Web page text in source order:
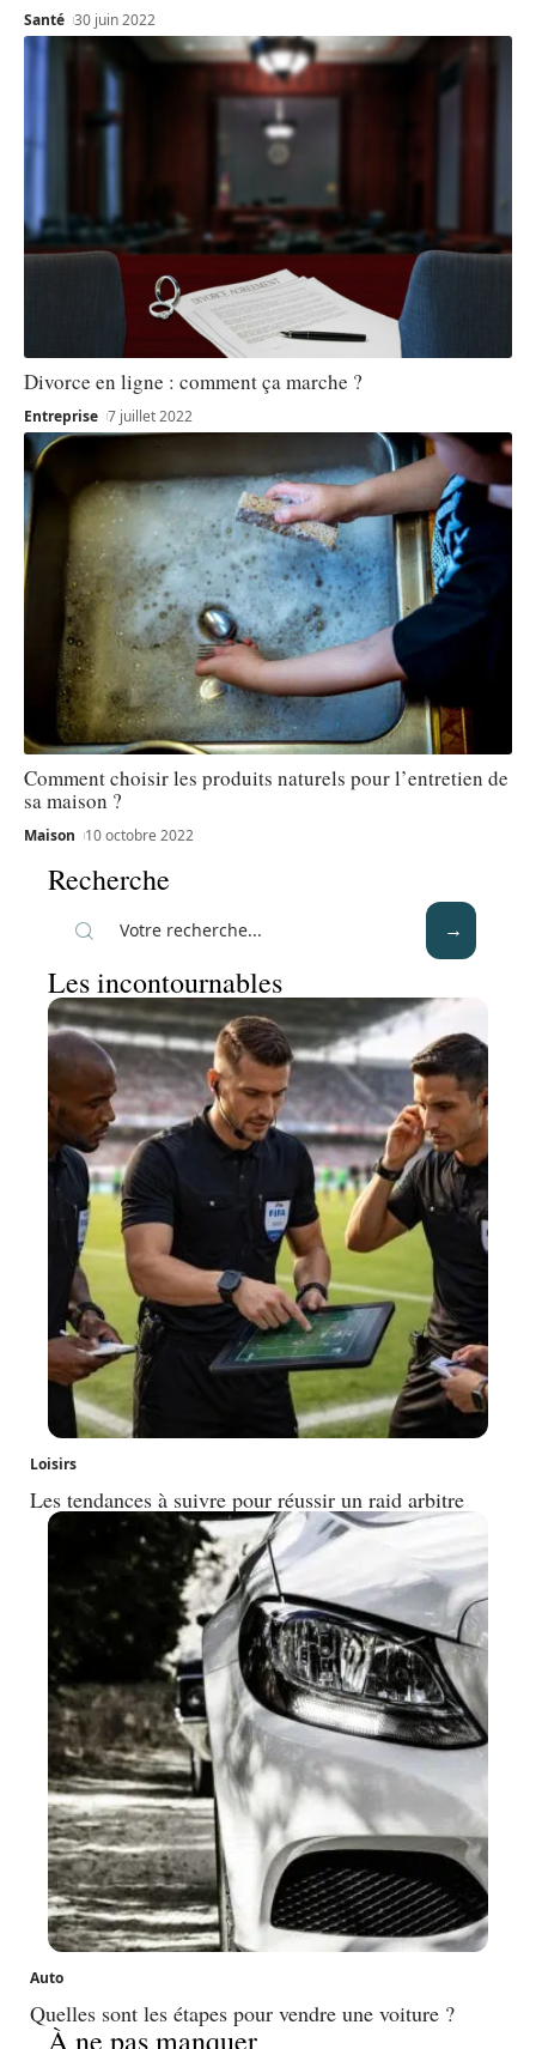
Santé 30 juin 2022
Divorce en ligne : comment ça marche ?
Entreprise 7 juillet 2022
Comment choisir les produits naturels pour l’entretien de
sa maison ?
Maison 10 octobre 2022
Recherche
Les incontournables
Loisirs
Les tendances à suivre pour réussir un raid arbitre
Auto
Quelles sont les étapes pour vendre une voiture ?
À ne pas manquer